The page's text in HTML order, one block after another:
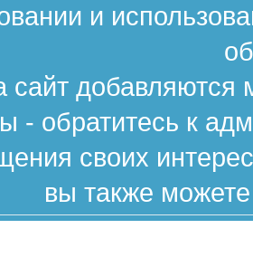
и
сайт
- обратитесь к
своих
вы также